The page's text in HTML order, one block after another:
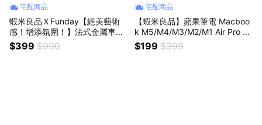
宅配商品
蝦米良品ＸFunday【絕美藝術
感！增添氛圍！】法式金屬車用
香氛禮盒 車用擴香 香薰精油 生
日/聖誕節交換禮物 送禮贈品
$399 $990
宅配商品
【蝦米良品】蘋果筆電 Macboo
k M5/M4/M3/M2/M1 Air Pro 1
4/11/12/13/15/16 透明鍵盤膜
$199 $399